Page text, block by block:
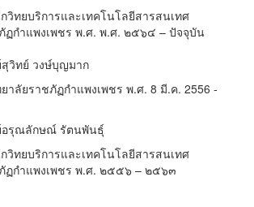
วิทยบริการและเทคโนโลยีสารสนเทศ
ฏกำแพงเพชร พ.ศ. พ.ศ. ๒๕๖๔ – ปัจจุบัน
วิทย์ วงษ์บุญมาก
าลัยราชภัฏกำแพงเพชร พ.ศ. 8 มี.ค. 2556 -
อรุณลักษณ์ รัตนพันธุ์
วิทยบริการและเทคโนโลยีสารสนเทศ
ฏกำแพงเพชร พ.ศ. ๒๕๕๖ – ๒๕๖๓